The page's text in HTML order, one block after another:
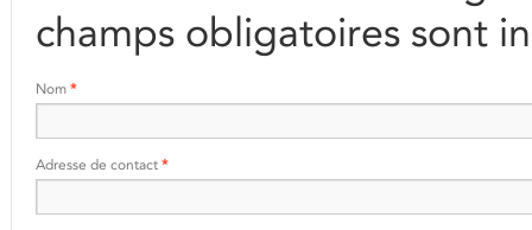
champs obligatoires sont
Nom *
Adresse de contact *